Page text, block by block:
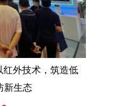
外技术，筑造低
新生态